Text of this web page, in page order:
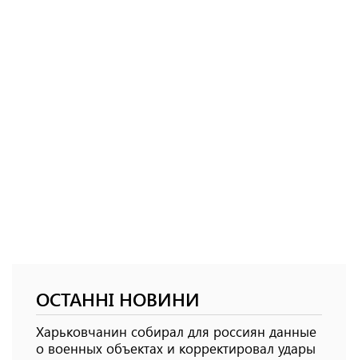
ОСТАННІ НОВИНИ
Харьковчанин собирал для россиян данные
о военных объектах и ​​корректировал удары